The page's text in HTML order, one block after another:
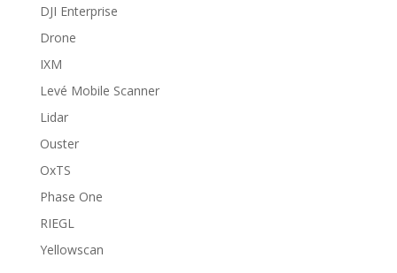
DJI Enterprise
Drone
IXM
Levé Mobile Scanner
Lidar
Ouster
OxTS
Phase One
RIEGL
Yellowscan